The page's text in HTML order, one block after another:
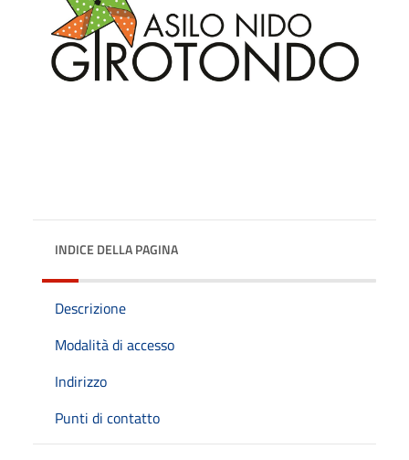
INDICE DELLA PAGINA
Descrizione
Modalità di accesso
Indirizzo
Punti di contatto